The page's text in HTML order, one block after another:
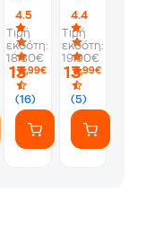
είναι
η
λίμνη
4.5
(16)
Τιμή
εκδότη:
18.80€
13,99€
κελλί
4.4
(5)
Τιμή
εκδότη:
19.90€
13,99€